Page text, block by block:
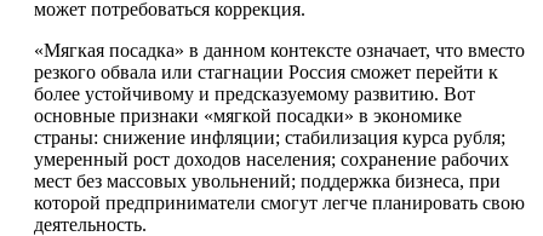
может потребоваться коррекция.
«Мягкая посадка» в данном контексте означает, что вместо
резкого обвала или стагнации Россия сможет перейти к
более устойчивому и предсказуемому развитию. Вот
основные признаки «мягкой посадки» в экономике
страны: снижение инфляции; стабилизация курса рубля;
умеренный рост доходов населения; сохранение рабочих
мест без массовых увольнений; поддержка бизнеса, при
которой предприниматели смогут легче планировать свою
деятельность.